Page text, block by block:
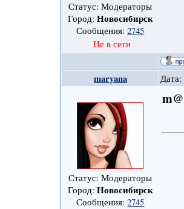
Статус: Модераторы
Город: Новосибирск
Сообщения:2745
Не в сети
maryana
Статус: Модераторы
Город: Новосибирск
Сообщения:2745